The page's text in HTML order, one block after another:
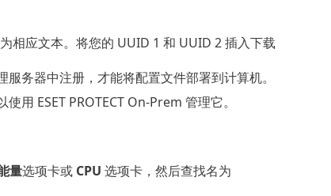
相应文本。将您的 UUID 1 和 UUID 2 插入下载
务器中注册，才能将配置文件部署到计算机。
用 ESET PROTECT On-Prem 管理它。
量选项卡或 CPU 选项卡，然后查找名为